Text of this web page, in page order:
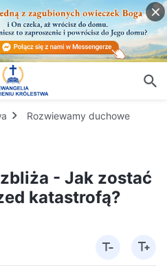
Rozwiewamy duchowe
- Jak zostać
katastrofą?